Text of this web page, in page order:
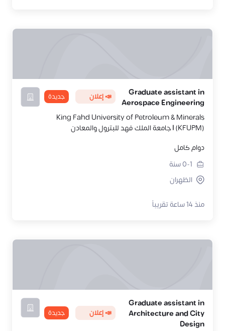
Graduate assistant in
Aerospace Engineering
📣 إعلان جديدة
King Fahd University of Petroleum & Minerals
(KFUPM) | جامعة الملك فهد للبترول والمعادن
دوام كامل
0-1سنة
الظهران
منذ 14 ساعة تقريباً
Graduate assistant in
Architecture and City
Design
📣 إعلان جديدة